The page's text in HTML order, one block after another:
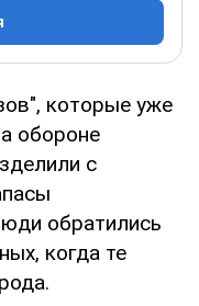
которые уже
обороне
с
обратились
когда те